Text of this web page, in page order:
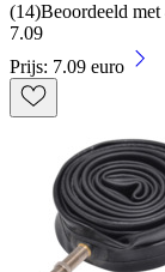
(14)Beoordeeld
7.09
Prijs: 7.09 euro